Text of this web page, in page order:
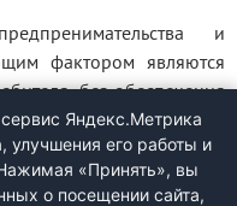
и
фактором являются
без обеспечения
и правовому
к вам в целях
защиты прав ...
Яндекс.Метрика
улучшения его работы и
«Принять», вы
о посещении сайта,